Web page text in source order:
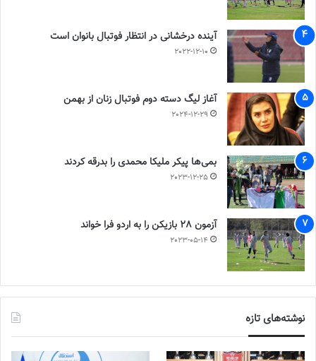
آینده درخشانی در انتظار فوتبال بانوان است
2022-12-10
آغاز لیگ دسته دوم فوتبال زنان از بهمن
2024-12-29
بمی‌ها پیکر ملیکا محمدی را بدرقه کردند
2023-12-25
آزمون 28 بازیکن را به اردو فرا خواند
2023-05-14
نوشته‌های تازه